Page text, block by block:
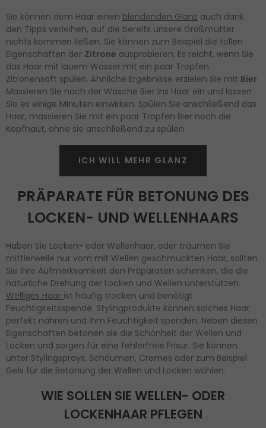
Sie können dem Haar einen blendenden Glanz auch dank
den Tipps verleihen, auf die bereits unsere Großmütter
nichts kommen ließen. Sie können zum Beispiel die tollen
Eigenschaften der Zitrone ausprobieren. Es reicht, wenn Sie
das Haar mit lauem Wasser mit ein paar Tropfen
Zitronensaft spülen. Ähnliche Ergebnisse erzielen Sie mit Bier.
Massieren Sie nach der Wäsche Bier ins Haar ein und lassen
Sie es einige Minuten einwirken. Spülen Sie anschließend das
Haar, massieren Sie mit ein paar Tropfen Bier noch die
Kopfhaut, ohne sie anschließend zu spülen.
ICH WILL MEHR GLANZ
PRÄPARATE FÜR BETONUNG DES
LOCKEN- UND WELLENHAARS
Haben Sie Locken- oder Wellenhaar, oder träumen Sie
mittlerweile nur vom mit Wellen geschmückten Haar, sollten
Sie Ihre Aufmerksamkeit den Präparaten schenken, die die
natürliche Drehung der Locken und Wellen unterstützen.
Welliges Haar ist häufig trocken und benötigt
Feuchtigkeitsspende. Stylingprodukte können solches Haar
perfekt nähren und ihm Feuchtigkeit spenden. Neben diesen
Eigenschaften betonen sie die Schönheit der Wellen und
Locken und sorgen für eine fehlerfreie Frisur. Sie können
unter Stylingsprays, Schäumen, Cremes oder zum Beispiel
Gels für die Betonung der Wellen und Locken wählen.
WIE SOLLEN SIE WELLEN- ODER
LOCKENHAAR PFLEGEN